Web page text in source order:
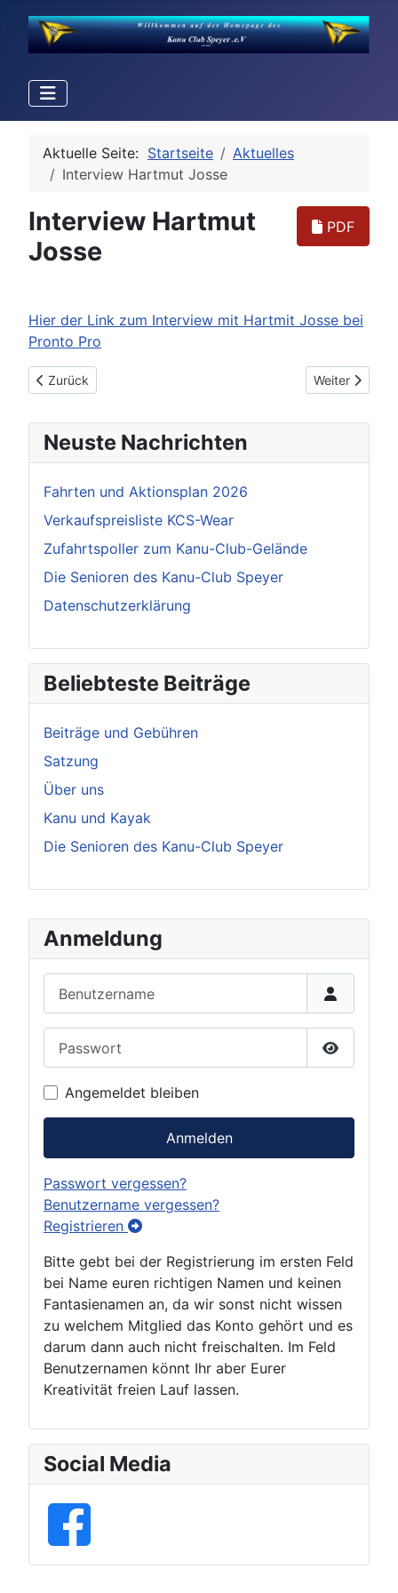
Anmeldung
Passwort
Angemeldet bleiben
Anmelden
Passwort vergessen?
Benutzername vergessen?
Registrieren
Bitte gebt bei der Registrierung im ersten Feld
bei Name euren richtigen Namen und keinen
Fantasienamen an, da wir sonst nicht wissen
zu welchem Mitglied das Konto gehört und es
darum dann auch nicht freischalten. Im Feld
Benutzernamen könnt Ihr aber Eurer
Kreativität freien Lauf lassen.
Social Media
Aktuelle Seite: Startseite
Aktuelles
Interview Hartmut Josse
PDF
Interview Hartmut
Josse
Hier der Link zum Interview mit Hartmit Josse bei
Pronto Pro
Vorheriger Beitrag: Eichbaumtour im OtterstaedterAR
Zurück Nächster
Weiter
Neuste Nachrichten
Fahrten und Aktionsplan 2026
Verkaufspreisliste KCS-Wear
Zufahrtspoller zum Kanu-Club-Gelände
Die Senioren des Kanu-Club Speyer
Datenschutzerklärung
Beliebteste Beiträge
Beiträge und Gebühren
Satzung
Über uns
Kanu und Kayak
Die Senioren des Kanu-Club Speyer